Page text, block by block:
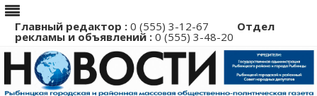
Главный редактор : 0 (555) 3-12-67 Отдел
рекламы и объявлений : 0 (555) 3-48-20